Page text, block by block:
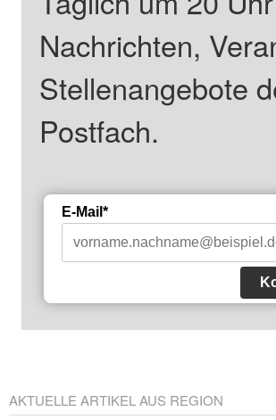
Nachrichten,
Stellenangebote
Postfach.
E-Mail*
AKTUELLE ARTIKEL AUS REGION